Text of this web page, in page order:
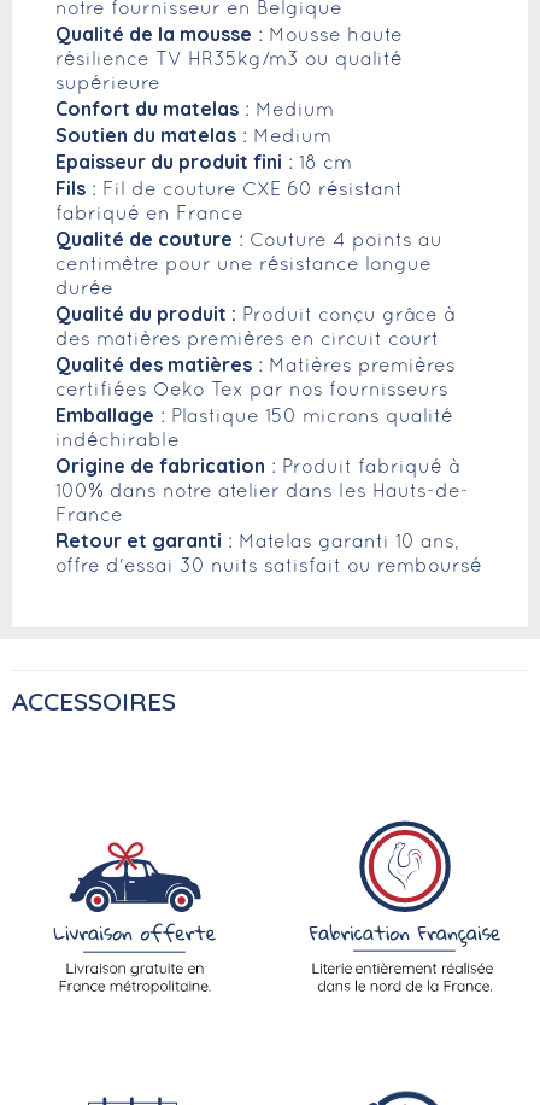
notre fournisseur en Belgique
Qualité de la mousse : Mousse haute
résilience TV HR35kg/m3 ou qualité
supérieure
Confort du matelas : Medium
Soutien du matelas : Medium
Epaisseur du produit fini : 18 cm
Fils : Fil de couture CXE 60 résistant
fabriqué en France
Qualité de couture : Couture 4 points au
centimètre pour une résistance longue
durée
Qualité du produit : Produit conçu grâce à
des matières premières en circuit court
Qualité des matières : Matières premières
certifiées Oeko Tex par nos fournisseurs
Emballage : Plastique 150 microns qualité
indéchirable
Origine de fabrication : Produit fabriqué à
100% dans notre atelier dans les Hauts-de-
France
Retour et garanti : Matelas garanti 10 ans,
offre d'essai 30 nuits satisfait ou remboursé
ACCESSOIRES